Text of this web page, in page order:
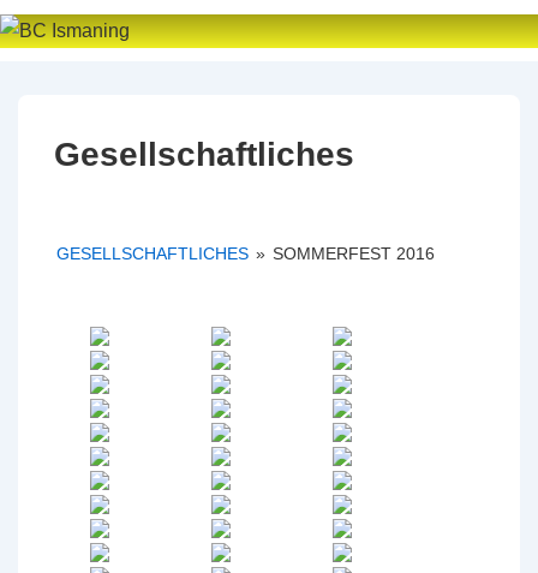
↓
Zum
Gesellschaftliches
GESELLSCHAFTLICHES » SOMMERFEST 2016